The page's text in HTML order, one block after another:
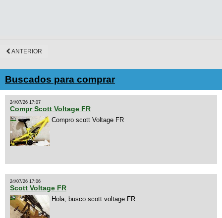
ANTERIOR
Buscados para comprar
24/07/26 17:07
Compr Scott Voltage FR
Compro scott Voltage FR
24/07/26 17:06
Scott Voltage FR
Hola, busco scott voltage FR